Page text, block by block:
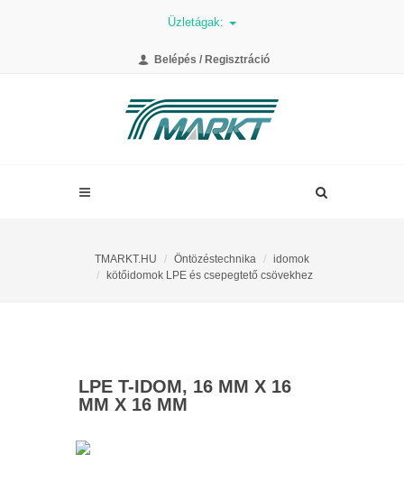
Üzletágak:
Belépés / Regisztráció
TMARKT.HU Öntözéstechnika
idomok
kötőidomok LPE és csepegtető csövekhez
LPE T-IDOM, 16 MM X 16
MM X 16 MM